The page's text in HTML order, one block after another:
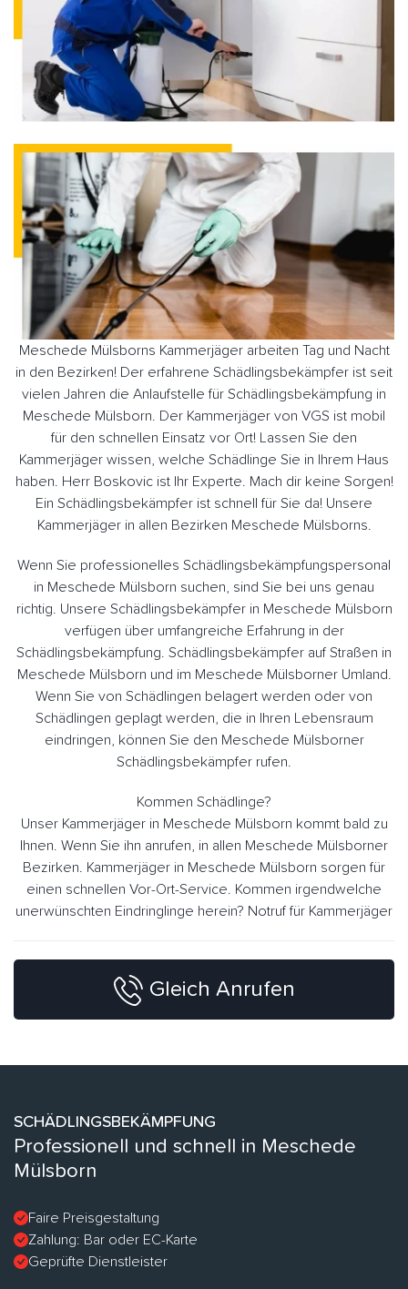
Meschede Mülsborns Kammerjäger arbeiten Tag und Nacht
in den Bezirken! Der erfahrene Schädlingsbekämpfer ist seit
vielen Jahren die Anlaufstelle für Schädlingsbekämpfung in
Meschede Mülsborn. Der Kammerjäger von VGS ist mobil
für den schnellen Einsatz vor Ort! Lassen Sie den
Kammerjäger wissen, welche Schädlinge Sie in Ihrem Haus
haben. Herr Boskovic ist Ihr Experte. Mach dir keine Sorgen!
Ein Schädlingsbekämpfer ist schnell für Sie da! Unsere
Kammerjäger in allen Bezirken Meschede Mülsborns.
Wenn Sie professionelles Schädlingsbekämpfungspersonal
in Meschede Mülsborn suchen, sind Sie bei uns genau
richtig. Unsere Schädlingsbekämpfer in Meschede Mülsborn
verfügen über umfangreiche Erfahrung in der
Schädlingsbekämpfung. Schädlingsbekämpfer auf Straßen in
Meschede Mülsborn und im Meschede Mülsborner Umland.
Wenn Sie von Schädlingen belagert werden oder von
Schädlingen geplagt werden, die in Ihren Lebensraum
eindringen, können Sie den Meschede Mülsborner
Schädlingsbekämpfer rufen.
Kommen Schädlinge?
Unser Kammerjäger in Meschede Mülsborn kommt bald zu
Ihnen. Wenn Sie ihn anrufen, in allen Meschede Mülsborner
Bezirken. Kammerjäger in Meschede Mülsborn sorgen für
einen schnellen Vor-Ort-Service. Kommen irgendwelche
unerwünschten Eindringlinge herein? Notruf für Kammerjäger
Gleich Anrufen
SCHÄDLINGSBEKÄMPFUNG
Professionell und schnell in Meschede
Mülsborn
Faire Preisgestaltung
Zahlung: Bar oder EC-Karte
Geprüfte Dienstleister